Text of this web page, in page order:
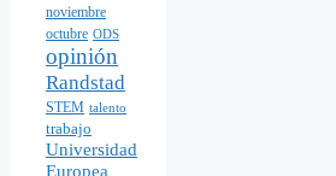
noviembre
octubre ODS
opinión
Randstad
STEM talento
trabajo
Universidad
Europea